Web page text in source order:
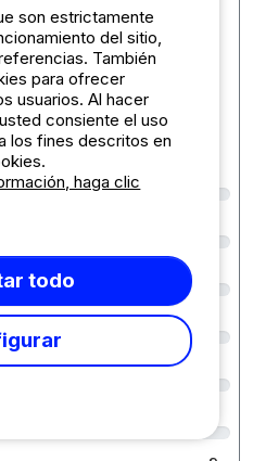
en nous offrant un
a été parfait
son estrictamente
del sitio,
También
para ofrecer
usuarios. Al hacer
consiente el uso
los fines descritos en
haga clic
todo